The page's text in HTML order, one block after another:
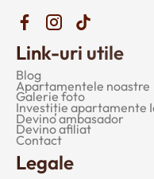
Link-uri utile
Blog
Apartamentele noastre
Galerie foto
Investiție apartamente
Devino ambasador
Devino afiliat
Contact
Legale